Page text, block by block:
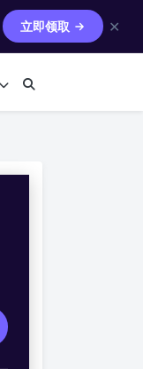
立即领取 ✕